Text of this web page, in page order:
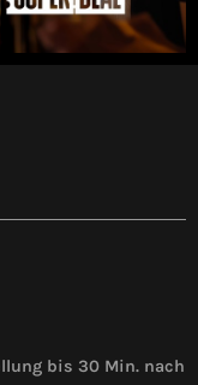
bis 30 Min. nach